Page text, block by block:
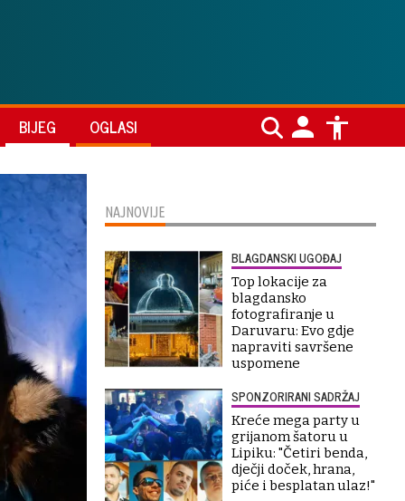
BIJEG OGLASI
NAJNOVIJE
BLAGDANSKI UGOĐAJ
Top lokacije za
blagdansko
fotografiranje u
Daruvaru: Evo gdje
napraviti savršene
uspomene
SPONZORIRANI SADRŽAJ
Kreće mega party u
grijanom šatoru u
Lipiku: "Četiri benda,
dječji doček, hrana,
piće i besplatan ulaz!"